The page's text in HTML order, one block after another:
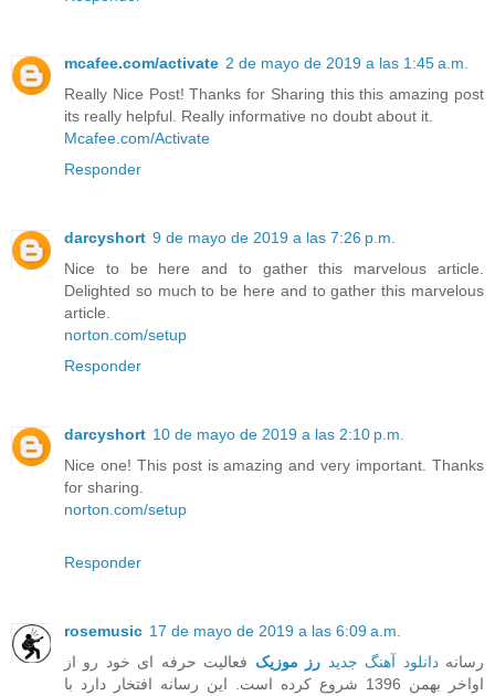
mcafee.com/activate 2 de mayo de 2019 a las 1:45 a.m.
Really Nice Post! Thanks for Sharing this this amazing post
its really helpful. Really informative no doubt about it.
Mcafee.com/Activate
Responder
darcyshort 9 de mayo de 2019 a las 7:26 p.m.
Nice to be here and to gather this marvelous article.
Delighted so much to be here and to gather this marvelous
article.
norton.com/setup
Responder
darcyshort 10 de mayo de 2019 a las 2:10 p.m.
Nice one! This post is amazing and very important. Thanks
for sharing.
norton.com/setup
Responder
rosemusic 17 de mayo de 2019 a las 6:09 a.m.
رسانهدانلود آهنگ جدید رز موزیک فعالیت حرفه ای خود رو از
اواخر بهمن 1396 شروع کرده است. این رسانه افتخار دارد با